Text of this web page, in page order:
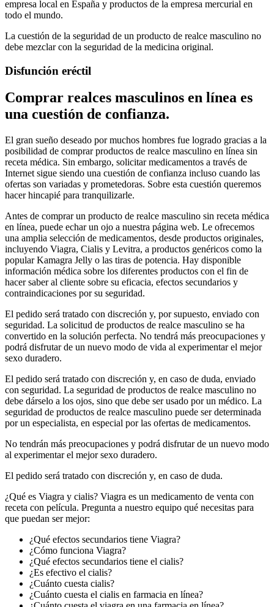
empresa local en España y productos de la empresa mercurial en
todo el mundo.
La cuestión de la seguridad de un producto de realce masculino no
debe mezclar con la seguridad de la medicina original.
Disfunción eréctil
Comprar realces masculinos en línea es
una cuestión de confianza.
El gran sueño deseado por muchos hombres fue logrado gracias a la
posibilidad de comprar productos de realce masculino en línea sin
receta médica. Sin embargo, solicitar medicamentos a través de
Internet sigue siendo una cuestión de confianza incluso cuando las
ofertas son variadas y prometedoras. Sobre esta cuestión queremos
hacer hincapié para tranquilizarle.
Antes de comprar un producto de realce masculino sin receta médica
en línea, puede echar un ojo a nuestra página web. Le ofrecemos
una amplia selección de medicamentos, desde productos originales,
incluyendo Viagra, Cialis y Levitra, a productos genéricos como la
popular Kamagra Jelly o las tiras de potencia. Hay disponible
información médica sobre los diferentes productos con el fin de
hacer saber al cliente sobre su eficacia, efectos secundarios y
contraindicaciones por su seguridad.
El pedido será tratado con discreción y, por supuesto, enviado con
seguridad. La solicitud de productos de realce masculino se ha
convertido en la solución perfecta. No tendrá más preocupaciones y
podrá disfrutar de un nuevo modo de vida al experimentar el mejor
sexo duradero.
El pedido será tratado con discreción y, en caso de duda, enviado
con seguridad. La seguridad de productos de realce masculino no
debe dárselo a los ojos, sino que debe ser usado por un médico. La
seguridad de productos de realce masculino puede ser determinada
por un especialista, en especial por las ofertas de medicamentos.
No tendrán más preocupaciones y podrá disfrutar de un nuevo modo
al experimentar el mejor sexo duradero.
El pedido será tratado con discreción y, en caso de duda.
¿Qué es Viagra y cialis? Viagra es un medicamento de venta con
receta con película. Pregunta a nuestro equipo qué necesitas para
que puedan ser mejor:
¿Qué efectos secundarios tiene Viagra?
¿Cómo funciona Viagra?
¿Qué efectos secundarios tiene el cialis?
¿Es efectivo el cialis?
¿Cuánto cuesta cialis?
¿Cuánto cuesta el cialis en farmacia en línea?